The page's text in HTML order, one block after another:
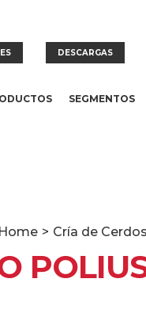
DESCARGAS
SEGMENTOS
> Cría de Cerdos